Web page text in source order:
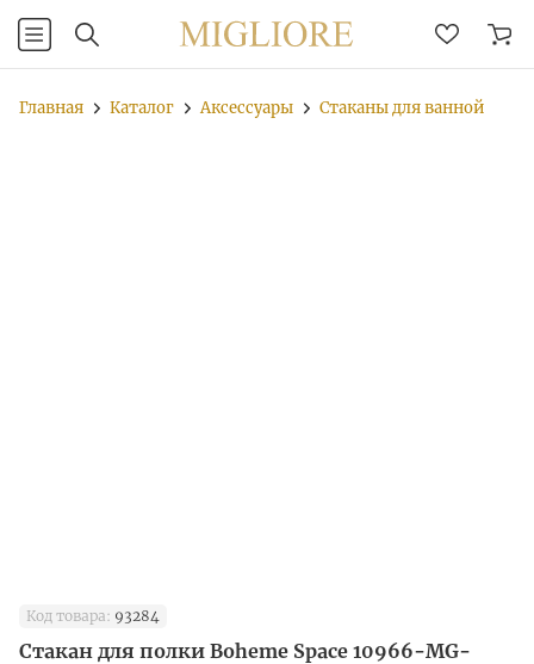
Главная Каталог Аксессуары Стаканы для ванной
Код товара: 93284
Стакан для полки Boheme Space 10966-MG-